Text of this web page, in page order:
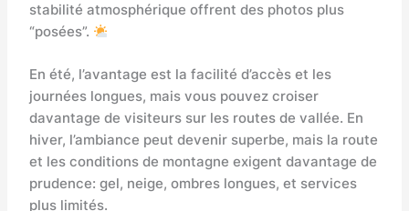
stabilité atmosphérique offrent des photos plus
“posées”.
En été, l’avantage est la facilité d’accès et les
journées longues, mais vous pouvez croiser
davantage de visiteurs sur les routes de vallée. En
hiver, l’ambiance peut devenir superbe, mais la route
et les conditions de montagne exigent davantage de
prudence: gel, neige, ombres longues, et services
plus limités.